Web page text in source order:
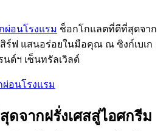
ผ่อนโรงแรม ช็อกโกแลตที่ดีที่สุดจาก
ร์ฟ แสนอร่อยในมือคุณ ณ ซิงก์เบเก
นด์ฯ เซ็นทรัลเวิลด์
ผ่อนโรงแรม
จากฝรั่งเศสสู่ไอศกรีม